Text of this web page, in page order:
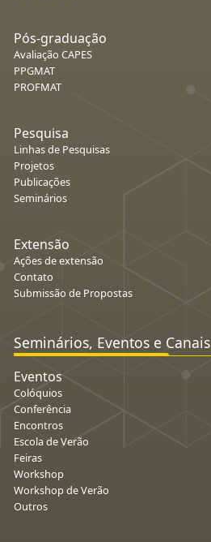
Pós-graduação
Avaliação CAPES
PPGMAT
PROFMAT
Pesquisa
Linhas de Pesquisas
Projetos
Publicações
Seminários
Extensão
Ações de extensão
Contato
Submissão de Propostas
Seminários, Eventos e Canais
Eventos
Colóquios
Conferência
Encontros
Escola de Verão
Feiras
Workshop
Workshop de Verão
Outros